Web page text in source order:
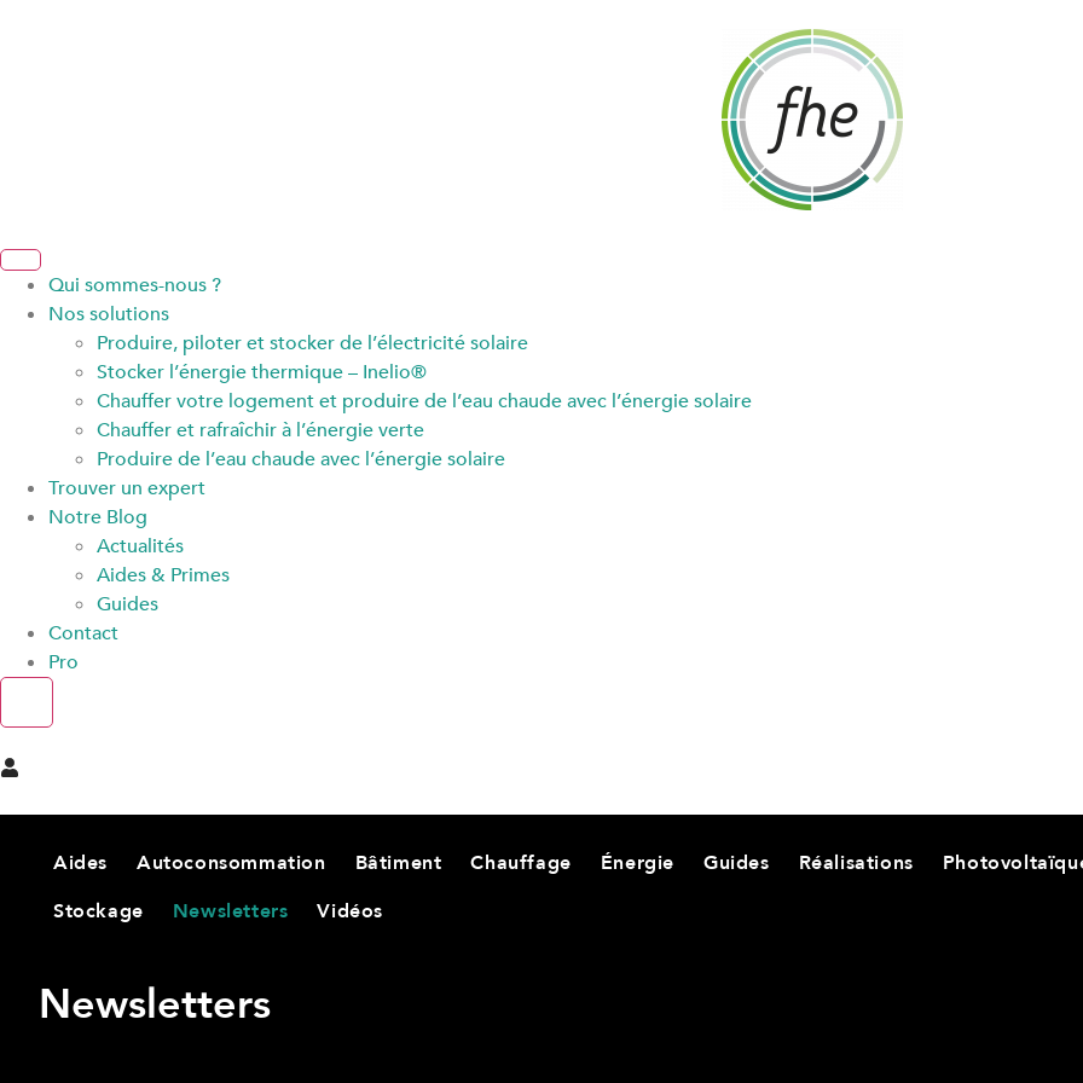
Qui sommes-nous ?
Nos solutions
Produire, piloter et stocker de l’électricité solaire
Stocker l’énergie thermique – Inelio®
Chauffer votre logement et produire de l’eau chaude avec l’énergie solaire
Chauffer et rafraîchir à l’énergie verte
Produire de l’eau chaude avec l’énergie solaire
Trouver un expert
Notre Blog
Actualités
Aides & Primes
Guides
Contact
Pro
Aides Autoconsommation Bâtiment Chauffage Énergie Guides Réalisations
Stockage
Newsletters Vidéos
Newsletters